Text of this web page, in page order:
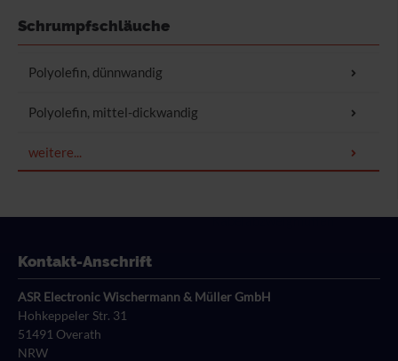
Schrumpfschläuche
Polyolefin, dünnwandig
WSX/ Serie 876
WSR
Polyolefin, mittel-dickwandig
weitere...
Kabelabzweigmuffen
bedruckbarer
Kontakt-Anschrift
ASR Electronic Wischermann & Müller GmbH
Hohkeppeler Str. 31
51491 Overath
NRW